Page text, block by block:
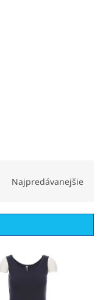
Najpredávanejšie